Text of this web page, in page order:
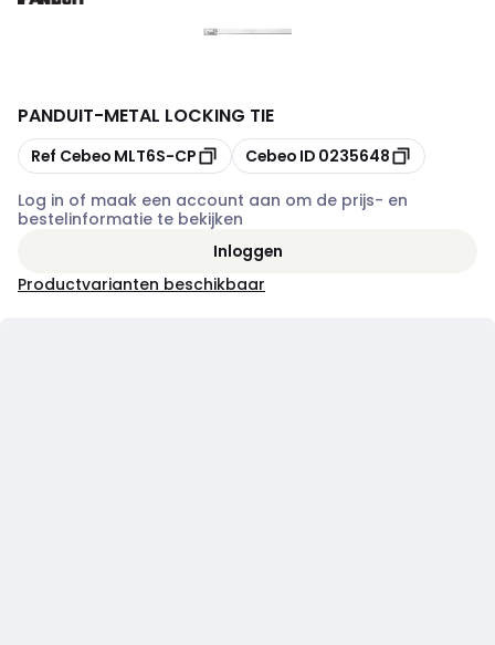
PANDUIT-METAL LOCKING TIE
Kopiëren
Ref Cebeo MLT6S-CP Kopiëren
Cebeo ID 0235648
Log in of maak een account aan om de prijs- en
bestelinformatie te bekijken
Inloggen
Productvarianten beschikbaar